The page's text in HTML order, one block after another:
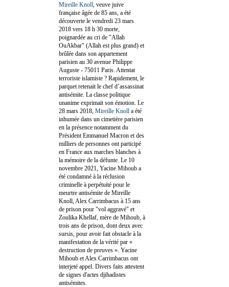
Mireille Knoll , veuve juive
française âgée de 85 ans, a été
découverte le vendredi 23 mars
2018 vers 18 h 30 morte,
poignardée au cri de "Allah
OuAkbar" (Allah est plus grand) et
brûlée dans son appartement
parisien au 30 avenue Philippe
Auguste - 75011 Paris. Attentat
terroriste islamiste ? Rapidement, le
parquet retenait le chef d’assassinat
antisémite. La classe politique
unanime exprimait son émotion. Le
28 mars 2018, Mireille Knoll a été
inhumée dans un cimetière parisien
en la présence notamment du
Président Emmanuel Macron et des
milliers de personnes ont participé
en France aux marches blanches à
la mémoire de la défunte. Le 10
novembre 2021, Yacine Mihoub a
été condamné à la réclusion
criminelle à perpétuité pour le
meurtre antisémite de Mireille
Knoll, Alex Carrimbacus à 15 ans
de prison pour "vol aggravé" et
Zoulika Khellaf, mère de Mihoub, à
trois ans de prison, dont deux avec
sursis, pour avoir fait obstacle à la
manifestation de la vérité par «
destruction de preuves ». Yacine
Mihoub et Alex Carrimbacus ont
interjeté appel. Divers faits attestent
de signes d'actes djihadistes
antisémites.